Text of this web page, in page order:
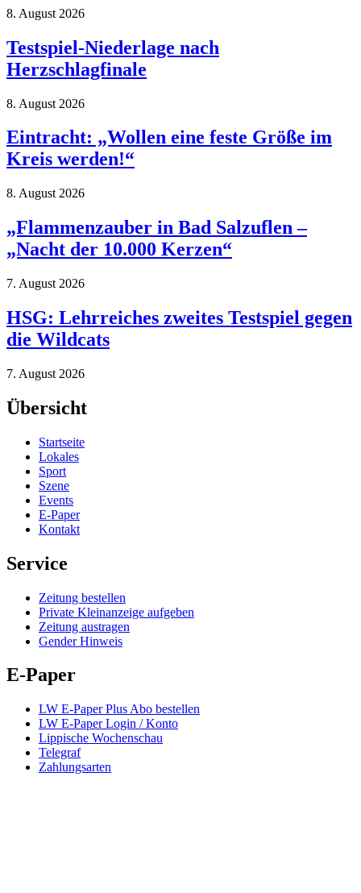
8. August 2026
Testspiel-Niederlage nach
Herzschlagfinale
8. August 2026
Eintracht: „Wollen eine feste Größe im
Kreis werden!“
8. August 2026
„Flammenzauber in Bad Salzuflen –
„Nacht der 10.000 Kerzen“
7. August 2026
HSG: Lehrreiches zweites Testspiel gegen
die Wildcats
7. August 2026
Übersicht
Startseite
Lokales
Sport
Szene
Events
E-Paper
Kontakt
Service
Zeitung bestellen
Private Kleinanzeige aufgeben
Zeitung austragen
Gender Hinweis
E-Paper
LW E-Paper Plus Abo bestellen
LW E-Paper Login / Konto
Lippische Wochenschau
Telegraf
Zahlungsarten